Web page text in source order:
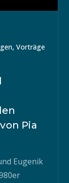
,Vorträge
Pia
Eugenik